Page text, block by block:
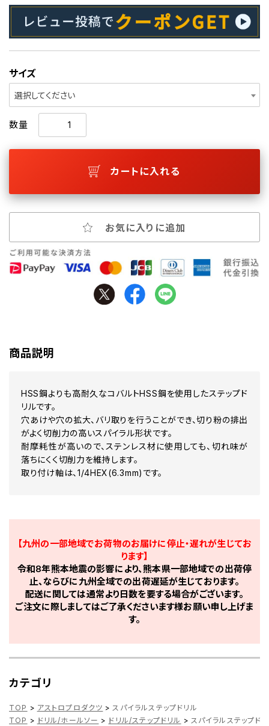
サイズ
選択してください
数量
カートに入れる
お気に入りに追加
商品説明
HSS鋼よりも高耐久なコバルトHSS鋼を使用したステップド
リルです。
穴あけや穴の拡大、バリ取りを行うことができ、切り粉の排出
がよく切削力の高いスパイラル形状です。
耐摩耗性が高いので、ステンレス材に使用しても、切れ味が
落ちにくく切削力を維持します。
取り付け軸は、1/4HEX(6.3mm)です。
【九州の一部地域でお荷物のお届けに停止・遅れが生じてお
ります】
令和8年熊本地震の影響により、熊本県一部地域での出荷停
止、ならびに九州全域での出荷遅延が生じております。
配送に関しては通常より日数を要する場合がございます。
ご注文に際しましてはご了承くださいます様お願い申し上げま
す。
カテゴリ
TOP > アストロプロダクツ > スパイラルステップドリル
TOP > ドリル/ホールソー > ドリル/ステップドリル > スパイラルステップド